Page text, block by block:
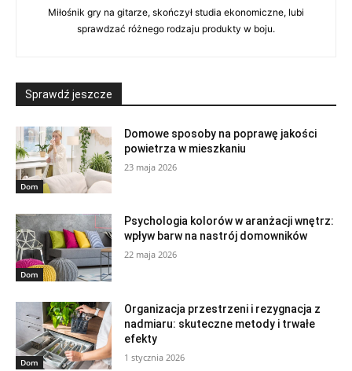
Miłośnik gry na gitarze, skończył studia ekonomiczne, lubi
sprawdzać różnego rodzaju produkty w boju.
Sprawdź jeszcze
Dom
Domowe sposoby na poprawę jakości
powietrza w mieszkaniu
23 maja 2026
Dom
Psychologia kolorów w aranżacji wnętrz:
wpływ barw na nastrój domowników
22 maja 2026
Dom
Organizacja przestrzeni i rezygnacja z
nadmiaru: skuteczne metody i trwałe
efekty
1 stycznia 2026